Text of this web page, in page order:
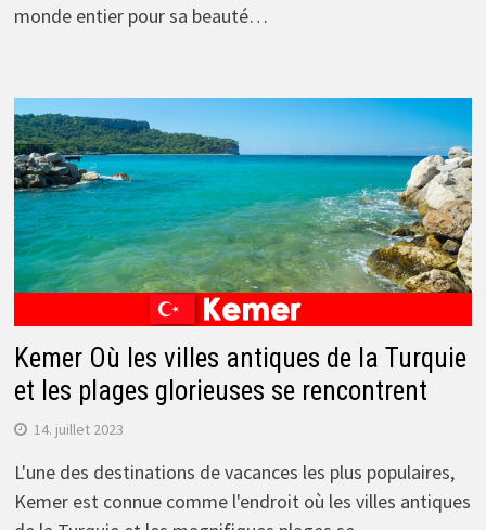
monde entier pour sa beauté…
Kemer Où les villes antiques de la Turquie
et les plages glorieuses se rencontrent
14. juillet 2023
L'une des destinations de vacances les plus populaires,
Kemer est connue comme l'endroit où les villes antiques